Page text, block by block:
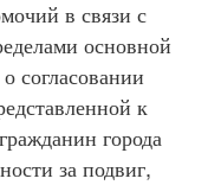
в связи с
основной
о согласовании
к
гражданин города
за подвиг,